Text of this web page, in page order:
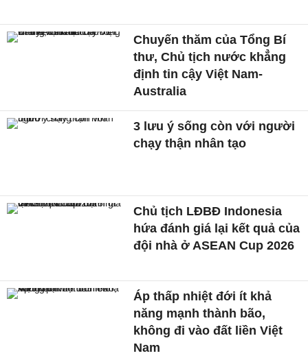
Chuyến thăm của Tổng Bí
thư, Chủ tịch nước khẳng
định tin cậy Việt Nam-
Australia
3 lưu ý sống còn với người
chạy thận nhân tạo
Chủ tịch LĐBĐ Indonesia
hứa đánh giá lại kết quả của
đội nhà ở ASEAN Cup 2026
Áp thấp nhiệt đới ít khả
năng mạnh thành bão,
không đi vào đất liền Việt
Nam